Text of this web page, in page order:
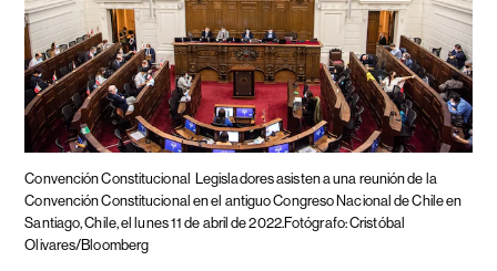
Convención Constitucional Legisladores asisten a una reunión de la
Convención Constitucional en el antiguo Congreso Nacional de Chile en
Santiago, Chile, el lunes 11 de abril de 2022.Fotógrafo: Cristóbal
Olivares/Bloomberg